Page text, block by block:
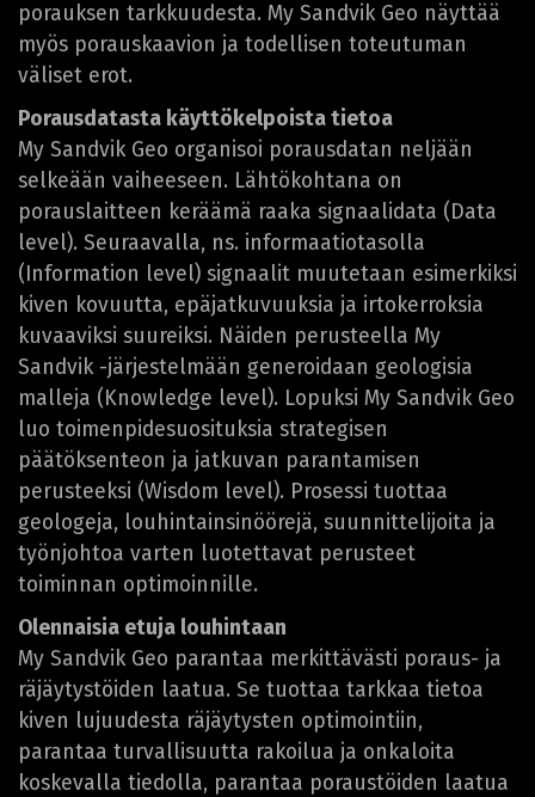
porauksen tarkkuudesta. My Sandvik Geo näyttää
myös porauskaavion ja todellisen toteutuman
väliset erot.
Porausdatasta käyttökelpoista tietoa
My Sandvik Geo organisoi porausdatan neljään
selkeään vaiheeseen. Lähtökohtana on
porauslaitteen keräämä raaka signaalidata (Data
level). Seuraavalla, ns. informaatiotasolla
(Information level) signaalit muutetaan esimerkiksi
kiven kovuutta, epäjatkuvuuksia ja irtokerroksia
kuvaaviksi suureiksi. Näiden perusteella My
Sandvik -järjestelmään generoidaan geologisia
malleja (Knowledge level). Lopuksi My Sandvik Geo
luo toimenpidesuosituksia strategisen
päätöksenteon ja jatkuvan parantamisen
perusteeksi (Wisdom level). Prosessi tuottaa
geologeja, louhintainsinöörejä, suunnittelijoita ja
työnjohtoa varten luotettavat perusteet
toiminnan optimoinnille.
Olennaisia etuja louhintaan
My Sandvik Geo parantaa merkittävästi poraus- ja
räjäytystöiden laatua. Se tuottaa tarkkaa tietoa
kiven lujuudesta räjäytysten optimointiin,
parantaa turvallisuutta rakoilua ja onkaloita
koskevalla tiedolla, parantaa poraustöiden laatua